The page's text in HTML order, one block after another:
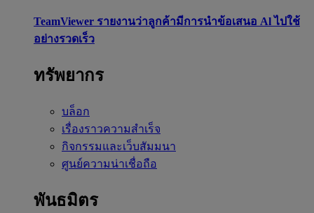
TeamViewer รายงานว่าลูกค้ามีการนำข้อเสนอ Al ไปใช้
อย่างรวดเร็ว
ทรัพยากร
บล็อก
เรื่องราวความสำเร็จ
กิจกรรมและเว็บสัมมนา
ศูนย์ความน่าเชื่อถือ
พันธมิตร